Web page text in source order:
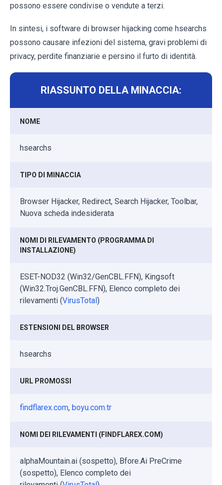
possono essere condivise o vendute a terzi.
In sintesi, i software di browser hijacking come hsearchs
possono causare infezioni del sistema, gravi problemi di
privacy, perdite finanziarie e persino il furto di identità.
RIASSUNTO DELLA MINACCIA:
NOME
hsearchs
TIPO DI MINACCIA
Browser Hijacker, Redirect, Search Hijacker, Toolbar,
Nuova scheda indesiderata
NOMI DI RILEVAMENTO (PROGRAMMA DI
INSTALLAZIONE)
ESET-NOD32 (Win32/GenCBL.FFN), Kingsoft
(Win32.Troj.GenCBL.FFN), Elenco completo dei
rilevamenti (VirusTotal)
ESTENSIONI DEL BROWSER
hsearchs
URL PROMOSSI
findflarex.com, boyu.com.tr
NOMI DEI RILEVAMENTI (FINDFLAREX.COM)
alphaMountain.ai (sospetto), Bfore.Ai PreCrime
(sospetto), Elenco completo dei